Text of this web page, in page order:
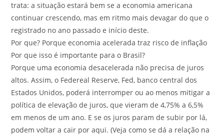
trata: a situação estará bem se a economia americana
continuar crescendo, mas em ritmo mais devagar do que o
registrado no ano passado e início deste.
Por que? Porque economia acelerada traz risco de inflação
Por que isso é importante para o Brasil?
Porque uma economia desacelerada não precisa de juros
altos. Assim, o Federeal Reserve, Fed, banco central dos
Estados Unidos, poderá interromper ou ao menos mitigar a
política de elevação de juros, que vieram de 4,75% a 6,5%
em menos de um ano. E se os juros param de subir por lá,
podem voltar a cair por aqui. (Veja como se dá a relação na